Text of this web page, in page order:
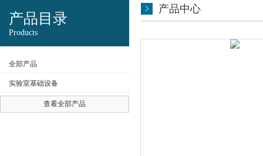
产品目录
Products
全部产品
实验室基础设备
查看全部产品
产品中心